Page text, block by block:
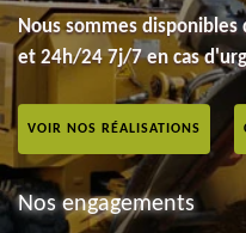
Nous sommes
et 24h/24 7j/7 en cas
VOIR NOS RÉALISATIONS
Nos engagements